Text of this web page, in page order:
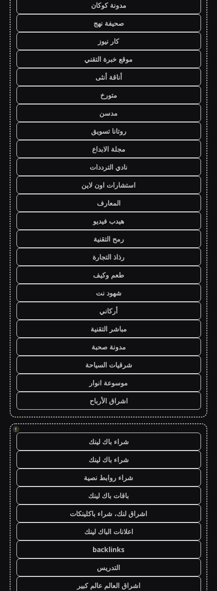
مدونة كوكان
صحيفة نهج
كار نيوز
موقع خبرة التقني
أناقة أنثى
متورخ
مدسن
روتانا تسويق
مجلة الابداع
نادي الترددات
استشارات اون لاين
المعارف
هيدب فيديو
رمح التقنية
رذاذ التجارة
طعم وكيف
شهود نت
أركاني
مباشر التقنية
مدونة صحبة
شرقيات السياحة
موسوعة انوار
اشراق الأرباح
!
شراء باك لينك
شراء باك لينك
شراء روابط نصية
باقات باك لينك
اشراق لنك، شراء باكلينكات
اعلانات الباك لينك
backlinks
التدريس
اشراق العالم عالم كبير